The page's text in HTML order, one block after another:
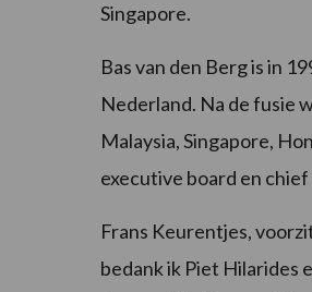
Singapore.
Bas van den Berg is in
Nederland. Na de fusie
Malaysia, Singapore,
executive board en
Frans Keurentjes,
bedank ik Piet Hilarides